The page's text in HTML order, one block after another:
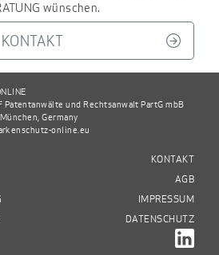
wünschen.
KONTAKT
Patentanwälte und Rechtsanwalt PartG mbB
Germany
online.eu
KONTAKT
AGB
IMPRESSUM
DATENSCHUTZ